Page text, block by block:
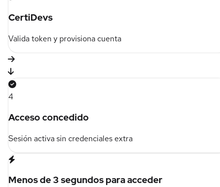
CertiDevs
Valida token y provisiona cuenta
4
Acceso concedido
Sesión activa sin credenciales extra
Menos de 3 segundos para acceder